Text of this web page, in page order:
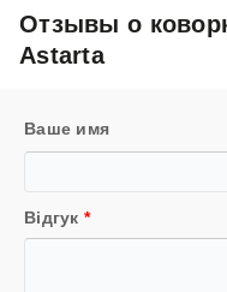
Отзывы о
Astarta
Ваше имя
Відгук *